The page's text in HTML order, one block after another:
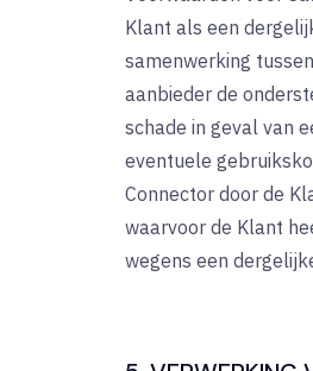
Klant als een
samenwerking
aanbieder de
schade in geval van
eventuele
Connector door de
waarvoor de Klant
wegens een